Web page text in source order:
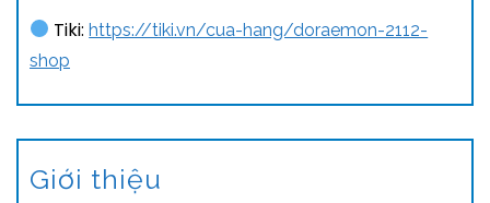
Tiki:https://tiki.vn/cua-hang/doraemon-2112-
shop
Giới thiệu